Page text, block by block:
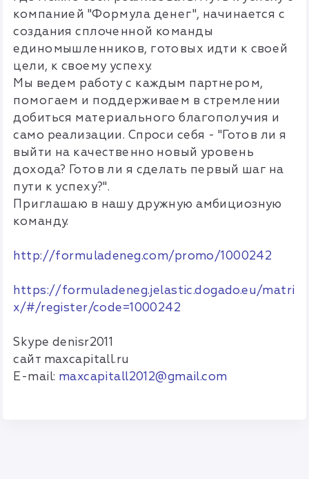
компанией "Формула денег", начинается с
создания сплоченной команды
единомышленников, готовых идти к своей
цели, к своему успеху.
Мы ведем работу с каждым партнером,
помогаем и поддерживаем в стремлении
добиться материального благополучия и
само реализации. Спроси себя - "Готов ли я
выйти на качественно новый уровень
дохода? Готов ли я сделать первый шаг на
пути к успеху?".
Приглашаю в нашу дружную амбициозную
команду.
http://formuladeneg.com/promo/1000242
https://formuladeneg.jelastic.dogado.eu/matri
x/#/register/code=1000242
Skype denisr2011
сайт maxcapitall.ru
E-mail: maxcapitall2012@gmail.com